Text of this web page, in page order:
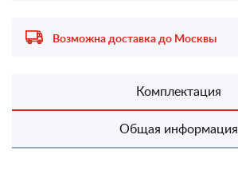
Возможна доставка до Москвы
Комплектация
Общая информация